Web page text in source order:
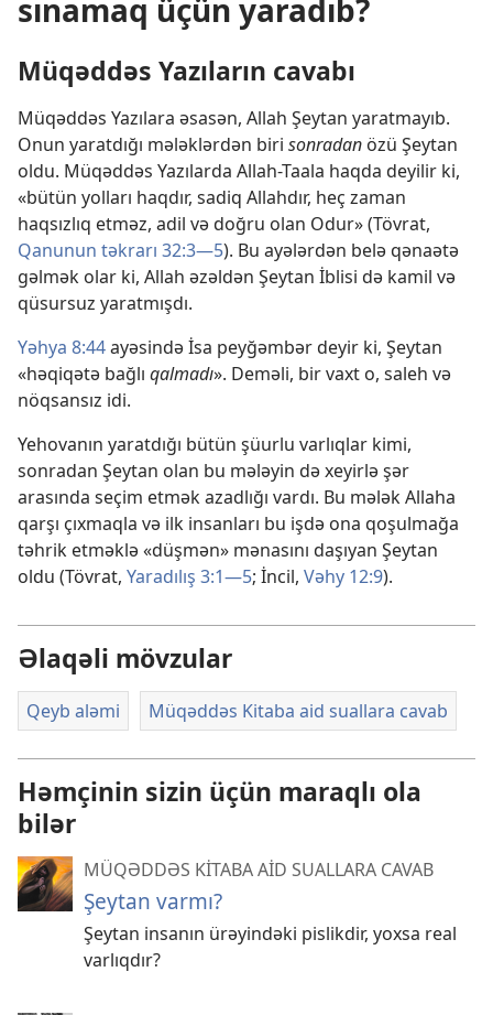
sınamaq üçün yaradıb?
Müqəddəs Yazıların cavabı
Müqəddəs Yazılara əsasən, Allah Şeytan yaratmayıb.
Onun yaratdığı mələklərdən biri sonradan özü Şeytan
oldu. Müqəddəs Yazılarda Allah-Taala haqda deyilir ki,
«bütün yolları haqdır, sadiq Allahdır, heç zaman
haqsızlıq etməz, adil və doğru olan Odur» (Tövrat,
Qanunun təkrarı 32:3—5). Bu ayələrdən belə qənaətə
gəlmək olar ki, Allah əzəldən Şeytan İblisi də kamil və
qüsursuz yaratmışdı.
Yəhya 8:44ayəsində İsa peyğəmbər deyir ki, Şeytan
«həqiqətə bağlı qalmadı». Deməli, bir vaxt o, saleh və
nöqsansız idi.
Yehovanın yaratdığı bütün şüurlu varlıqlar kimi,
sonradan Şeytan olan bu mələyin də xeyirlə şər
arasında seçim etmək azadlığı vardı. Bu mələk Allaha
qarşı çıxmaqla və ilk insanları bu işdə ona qoşulmağa
təhrik etməklə «düşmən» mənasını daşıyan Şeytan
oldu (Tövrat, Yaradılış 3:1—5; İncil, Vəhy 12:9).
Əlaqəli mövzular
Qeyb aləmi Müqəddəs Kitaba aid suallara cavab
Həmçinin sizin üçün maraqlı ola
bilər
MÜQƏDDƏS KİTABA AİD SUALLARA CAVAB
Şeytan varmı?
Şeytan insanın ürəyindəki pislikdir, yoxsa real
varlıqdır?